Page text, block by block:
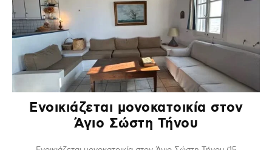
Ενοικιάζεται μονοκατοικία στον
Άγιο Σώστη Τήνου